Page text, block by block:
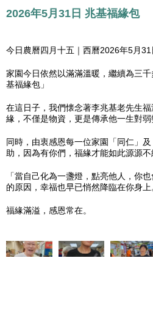
2026年5月31日 兆基福緣包
今日農曆四月十五｜西曆2026年5月31
家園今日依然以滿滿溫暖，繼續為三
基福緣包」
在這日子，我們懐念著李兆基老先生
緣，不僅是物資，更是傳承他一生對弱
同時，由衷感恩每一位家園「同仁」
助，因為有你們，福緣才能如此源源不
「當自己化為一盞燈，點亮他人，你
的原因，幸福也早已悄然降臨在你身上
福緣滿溢，感恩常在。